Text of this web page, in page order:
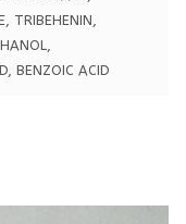
TRIBEHENIN,
BENZOIC ACID